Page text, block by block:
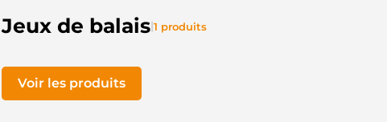
Jeux de balais|1 produits
Voir les produits